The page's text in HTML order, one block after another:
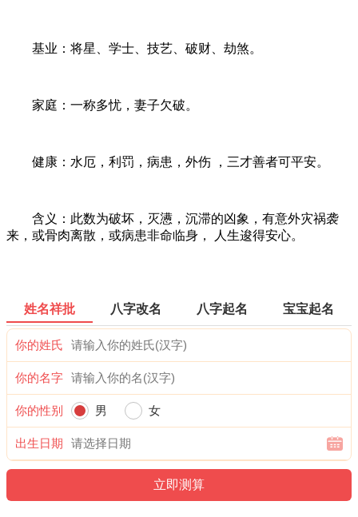
基业：将星、学士、技艺、破财、劫煞。
家庭：一称多忧，妻子欠破。
健康：水厄，利罚，病患，外伤 ，三才善者可平安。
含义：此数为破坏，灭懑，沉滞的凶象，有意外灾祸袭
来，或骨肉离散，或病患非命临身， 人生逡得安心。
姓名祥批 八字改名 八字起名 宝宝起名
你的姓氏
你的名字
你的性别 男 女
出生日期